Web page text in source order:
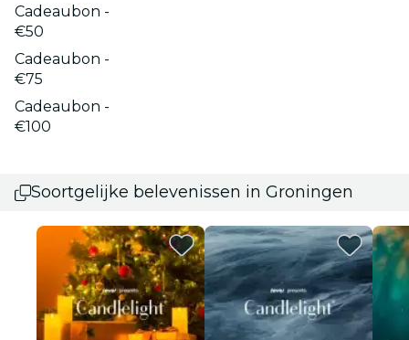
Cadeaubon -
€50
Cadeaubon -
€75
Cadeaubon -
€100
Soortgelijke belevenissen in Groningen